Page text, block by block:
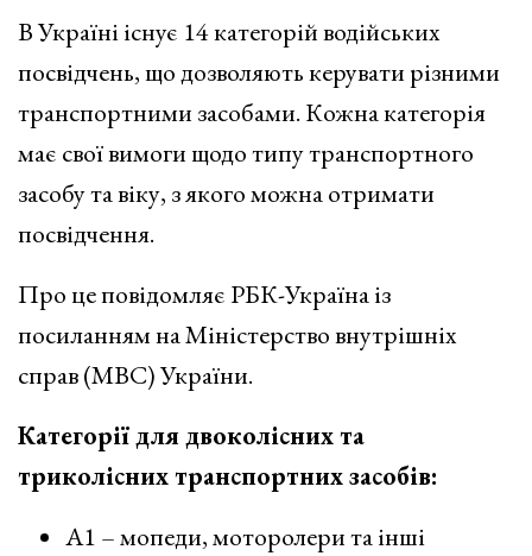
В Україні існує 14 категорій водійських
посвідчень, що дозволяють керувати різними
транспортними засобами. Кожна категорія
має свої вимоги щодо типу транспортного
засобу та віку, з якого можна отримати
посвідчення.
Про це повідомляє РБК-Україна із
посиланням на Міністерство внутрішніх
справ (МВС) України.
Категорії для двоколісних та
триколісних транспортних засобів:
А1 – мопеди, моторолери та інші